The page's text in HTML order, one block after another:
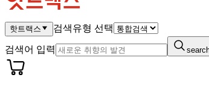
핫트랙스 검색유형 선택
검색어 입력